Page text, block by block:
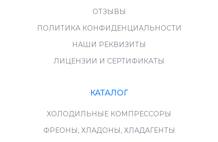
ОТЗЫВЫ
ПОЛИТИКА КОНФИДЕНЦИАЛЬНОСТИ
НАШИ РЕКВИЗИТЫ
ЛИЦЕНЗИИ И СЕРТИФИКАТЫ
КАТАЛОГ
ХОЛОДИЛЬНЫЕ КОМПРЕССОРЫ
ФРЕОНЫ, ХЛАДОНЫ, ХЛАДАГЕНТЫ